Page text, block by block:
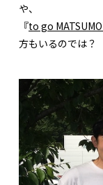
や、
『to go
方もいるのでは？